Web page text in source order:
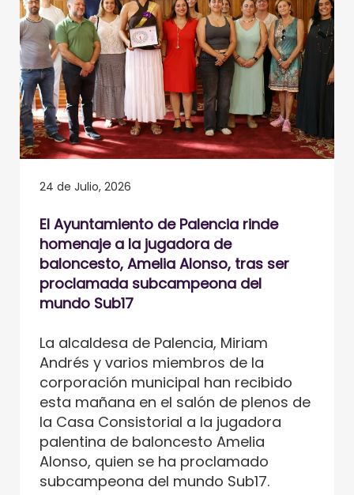
24 de Julio, 2026
El Ayuntamiento de Palencia rinde
homenaje a la jugadora de
baloncesto, Amelia Alonso, tras ser
proclamada subcampeona del
mundo Sub17
La alcaldesa de Palencia, Miriam
Andrés y varios miembros de la
corporación municipal han recibido
esta mañana en el salón de plenos de
la Casa Consistorial a la jugadora
palentina de baloncesto Amelia
Alonso, quien se ha proclamado
subcampeona del mundo Sub17.